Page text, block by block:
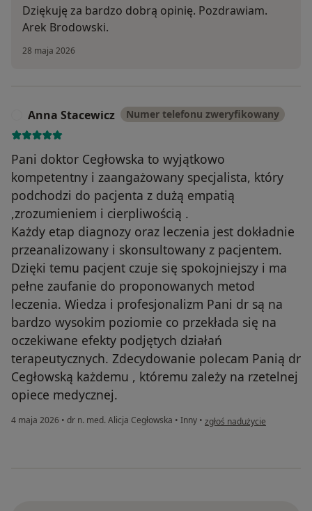
Dziękuję za bardzo dobrą opinię. Pozdrawiam.
Arek Brodowski.
28 maja 2026
Anna Stacewicz Numer telefonu zweryfikowany
Pani doktor Cegłowska to wyjątkowo
kompetentny i zaangażowany specjalista, który
podchodzi do pacjenta z dużą empatią
,zrozumieniem i cierpliwością .
Każdy etap diagnozy oraz leczenia jest dokładnie
przeanalizowany i skonsultowany z pacjentem.
Dzięki temu pacjent czuje się spokojniejszy i ma
pełne zaufanie do proponowanych metod
leczenia. Wiedza i profesjonalizm Pani dr są na
bardzo wysokim poziomie co przekłada się na
oczekiwane efekty podjętych działań
terapeutycznych. Zdecydowanie polecam Panią dr
Cegłowską każdemu , któremu zależy na rzetelnej
opiece medycznej.
4 maja 2026 • dr n. med. Alicja Cegłowska • Inny • w opinii użytkownika Anna
zgłoś nadużycie